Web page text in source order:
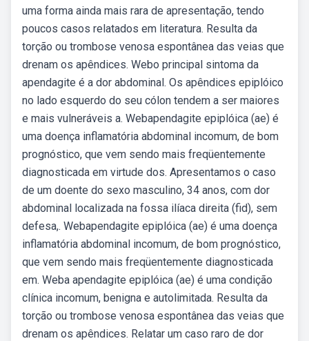
uma forma ainda mais rara de apresentação, tendo
poucos casos relatados em literatura. Resulta da
torção ou trombose venosa espontânea das veias que
drenam os apêndices. Webo principal sintoma da
apendagite é a dor abdominal. Os apêndices epiplóico
no lado esquerdo do seu cólon tendem a ser maiores
e mais vulneráveis a. Webapendagite epiplóica (ae) é
uma doença inflamatória abdominal incomum, de bom
prognóstico, que vem sendo mais freqüentemente
diagnosticada em virtude dos. Apresentamos o caso
de um doente do sexo masculino, 34 anos, com dor
abdominal localizada na fossa ilíaca direita (fid), sem
defesa,. Webapendagite epiplóica (ae) é uma doença
inflamatória abdominal incomum, de bom prognóstico,
que vem sendo mais freqüentemente diagnosticada
em. Weba apendagite epiplóica (ae) é uma condição
clínica incomum, benigna e autolimitada. Resulta da
torção ou trombose venosa espontânea das veias que
drenam os apêndices. Relatar um caso raro de dor